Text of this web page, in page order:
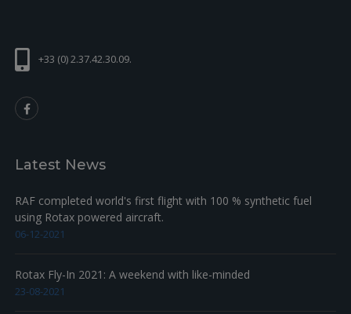
+33 (0) 2.37.42.30.09.
Latest News
RAF completed world's first flight with 100 % synthetic fuel
using Rotax powered aircraft.
06-12-2021
Rotax Fly-In 2021: A weekend with like-minded
23-08-2021